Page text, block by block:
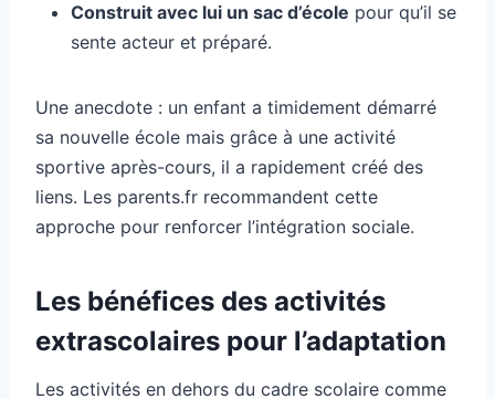
Construit avec lui un sac d’école pour qu’il se
sente acteur et préparé.
Une anecdote : un enfant a timidement démarré
sa nouvelle école mais grâce à une activité
sportive après-cours, il a rapidement créé des
liens. Les parents.fr recommandent cette
approche pour renforcer l’intégration sociale.
Les bénéfices des activités
extrascolaires pour l’adaptation
Les activités en dehors du cadre scolaire comme